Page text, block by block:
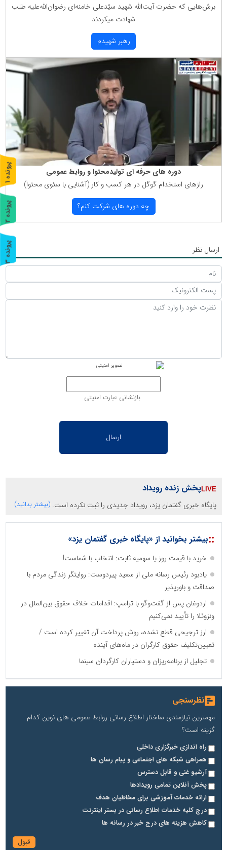
برش‌هایی كه حضرت آیت‌الله شهید سیّدعلی خامنه‌ای رضوان‌الله‌علیه طلب
شهادت میكردند
رهبر شهیدم
دوره های حرفه ای تولیدمحتوا و روابط عمومی
رازهای استخدام گوگل در هر كسب و كار (آشنایی با سئوی محتوا)
چه دوره های شركت كنم؟
ارسال نظر
بازنشانی عبارت امنیتی
پخش زنده رویداد
پایگاه خبری گفتمان یزد، رویداد جدیدی را ثبت نکرده است. (بیشتر بدانید)
::بیشتر بخوانید از «پایگاه خبری گفتمان یزد»
خرید با قیمت روز یا سهمیه ثابت: انتخاب با شماست!
یادبود رئیس رسانه ملی از سعید پیردوست: روایتگر زندگی مردم با
صداقت و باورپذیر
اردوغان پس از گفت‌وگو با ترامپ: اقدامات خلاف حقوق بین‌الملل در
ونزوئلا را تأیید نمی‌کنیم
ارز ترجیحی قطع نشده، روش پرداخت آن تغییر کرده است /
تعیین‌تکلیف حقوق کارگران در ماه‌های آینده
تجلیل از برنامه‌ریزان و دستیاران کارگردان سینما
نظرسنجی
مهمترین نیازمندی ساختار اطلاع رسانی روابط عمومی های نوین کدام
گزینه است؟
راه اندازی خبرگزاری داخلی
همراهی شبکه های اجتماعی و پیام رسان ها
آرشیو غنی و قابل دسترس
پخش آنلاین تمامی رویدادها
ارائه خدمات آموزشی برای مخاطیان هدف
درج کلیه خدمات اطلاع رسانی در بستر اینترنت
کاهش هزینه های درج خبر در رسانه ها
پ
ر
و
ن
د
ه
1
پ
ر
و
ن
د
ه
2
پ
ر
و
ن
د
ه
3